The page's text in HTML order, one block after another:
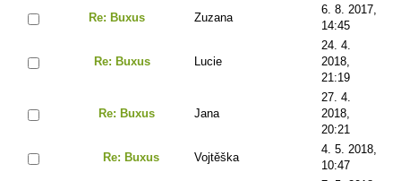
Re: Buxus Zuzana
6. 8. 2017,
14:45
Re: Buxus Lucie
24. 4.
2018,
21:19
Re: Buxus Jana
27. 4.
2018,
20:21
Re: Buxus Vojtěška
4. 5. 2018,
10:47